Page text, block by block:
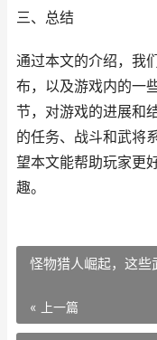
三、总结
通过本文的介绍，我
布，以及游戏内的一
节，对游戏的进展和
的任务、战斗和武将
望本文能帮助玩家更
趣。
怪物猎人崛起，这些
« 上一篇